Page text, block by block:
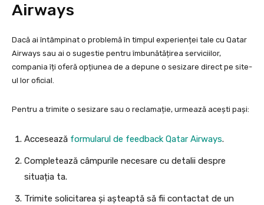
Airways
Dacă ai întâmpinat o problemă în timpul experienței tale cu Qatar
Airways sau ai o sugestie pentru îmbunătățirea serviciilor,
compania îți oferă opțiunea de a depune o sesizare direct pe site-
ul lor oficial.
Pentru a trimite o sesizare sau o reclamație, urmează acești pași:
Accesează formularul de feedback Qatar Airways.
Completează câmpurile necesare cu detalii despre
situația ta.
Trimite solicitarea și așteaptă să fii contactat de un